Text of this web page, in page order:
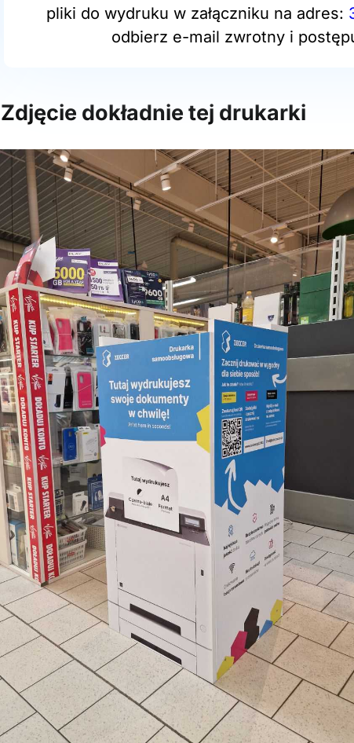
pliki do wydruku w załączniku na adres:
odbierz e-mail zwrotny i
Zdjęcie dokładnie tej drukarki